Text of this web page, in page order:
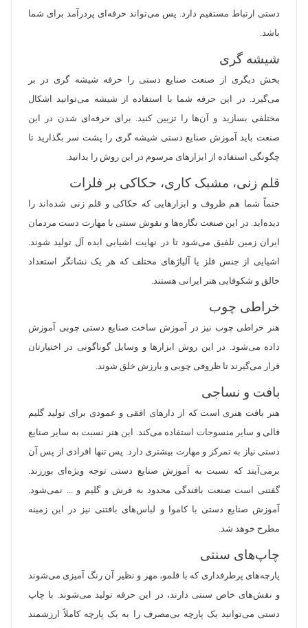
دستی ارتباط مستقیم دارد. پس می‌تواند حرفه‌ای پردرآمد برای شما
باشد.
شیشه گری
بخش دیگری از صنعت صنایع دستی را حرفه شیشه‌ گری در بر
می‌گیرد. در این حرفه شما با استفاده از شیشه می‌توانید اشکال
مختلفی بسازید و آن‌ها را تزیین کنید. برای حرفه‌ای شدن در این
صنعت باید آموزش صنایع دستی شیشه‌ گری را پشت سر بگذارید تا
چگونگی استفاده از ابزارهای مرسوم در این روش را بدانید.
قلم زنی، مشبک کاری، حکاکی بر فلزات
حتماً شما هم ظروف و ابزارهایی که حکاکی و قلم زنی شده‌اند را
دیده‌اید. در این صنعت نگاره‌ها و نقوش سنتی با مهارت دست مردمان
ایران زمین تلفیق می‌شود تا در نهایت اشیایی ایده آل تولید شوند.
اشیایی از جنس فلز یا آلیاژ‌های مختلف که هر یک نشانگر استعداد
خالق و شکوفایی هنر ایرانی هستند.
خراطی چوب
هنر خراطی چوب نیز در آموزش ساخت صنایع دستی چوبی آموزش
داده می‌شود. در این روش ابزارها و وسایل گوناگونی در اختیارتان
قرار می‌گیرند تا ظروفی چوبی و بارزش خلق شوند.
بافت و نساجی
هنر بافت هنری است که از دارهای افقی و عمودی برای تولید گلیم
قالی و سایر منسوجات استفاده می‌کند. این هنر نسبت به سایر صنایع
دستی نیاز به تمرکز و مهارت بیشتری دارد. پس تنها افرادی از پس آن
برمی‌آیند که نسبت به آموزش صنایع دستی توجه ویژه‌ای بورزند.
گفتنی است صنعت بافندگی محدود به فرش و گلیم و ... نمی‌شود.
آموزش صنایع دستی با کاموا و لباس‌های بافتنی نیز در این زمینه
مطرح خوهد شد.
چاپ‌های سنتی
پارچه‌های پرطرفداری که با قلمو، مهر و نظیر آن رنگ آمیزی می‌شوند
و نقش‌های خاص سنتی دارند، در این حرفه تولید می‌شوند. با چاپ
دستی می‌توانید یک پارچه بی‌مصرف را به یک پارچه کاملاً ارزشمند